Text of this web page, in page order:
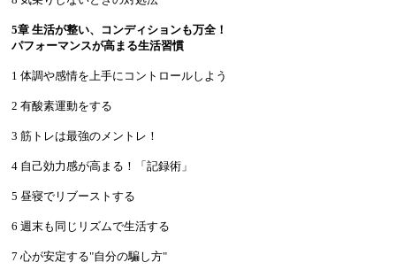
5章 生活が整い、コンディションも万全！
パフォーマンスが高まる生活習慣
1 体調や感情を上手にコントロールしよう
2 有酸素運動をする
3 筋トレは最強のメントレ！
4 自己効力感が高まる！「記録術」
5 昼寝でリブーストする
6 週末も同じリズムで生活する
7 心が安定する"自分の騙し方"